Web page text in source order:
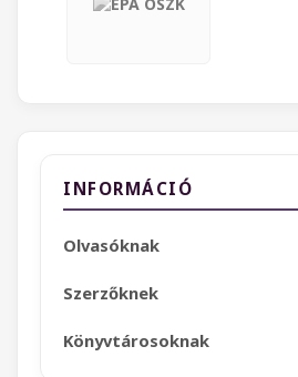
INFORMÁCIÓ
Olvasóknak
Szerzőknek
Könyvtárosoknak